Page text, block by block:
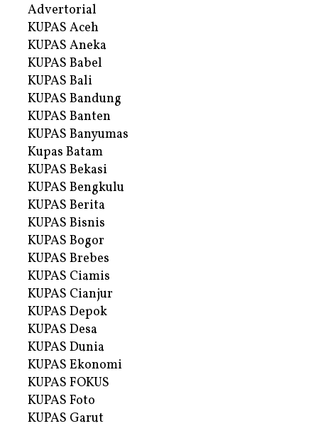
Advertorial
KUPAS Aceh
KUPAS Aneka
KUPAS Babel
KUPAS Bali
KUPAS Bandung
KUPAS Banten
KUPAS Banyumas
Kupas Batam
KUPAS Bekasi
KUPAS Bengkulu
KUPAS Berita
KUPAS Bisnis
KUPAS Bogor
KUPAS Brebes
KUPAS Ciamis
KUPAS Cianjur
KUPAS Depok
KUPAS Desa
KUPAS Dunia
KUPAS Ekonomi
KUPAS FOKUS
KUPAS Foto
KUPAS Garut